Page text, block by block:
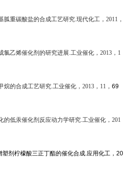
胍重碳酸盐的合成工艺研究 .现代化工，2011 ，
氯乙烯催化剂的研究进展 工业催化，2013 ， 1
烷的合成工艺研究 工业催化，2013 ， 11 ，69
的低汞催化剂反应动力学研究 工业催化，201
塑剂柠檬酸三正丁酯的催化合成 应用化工，20